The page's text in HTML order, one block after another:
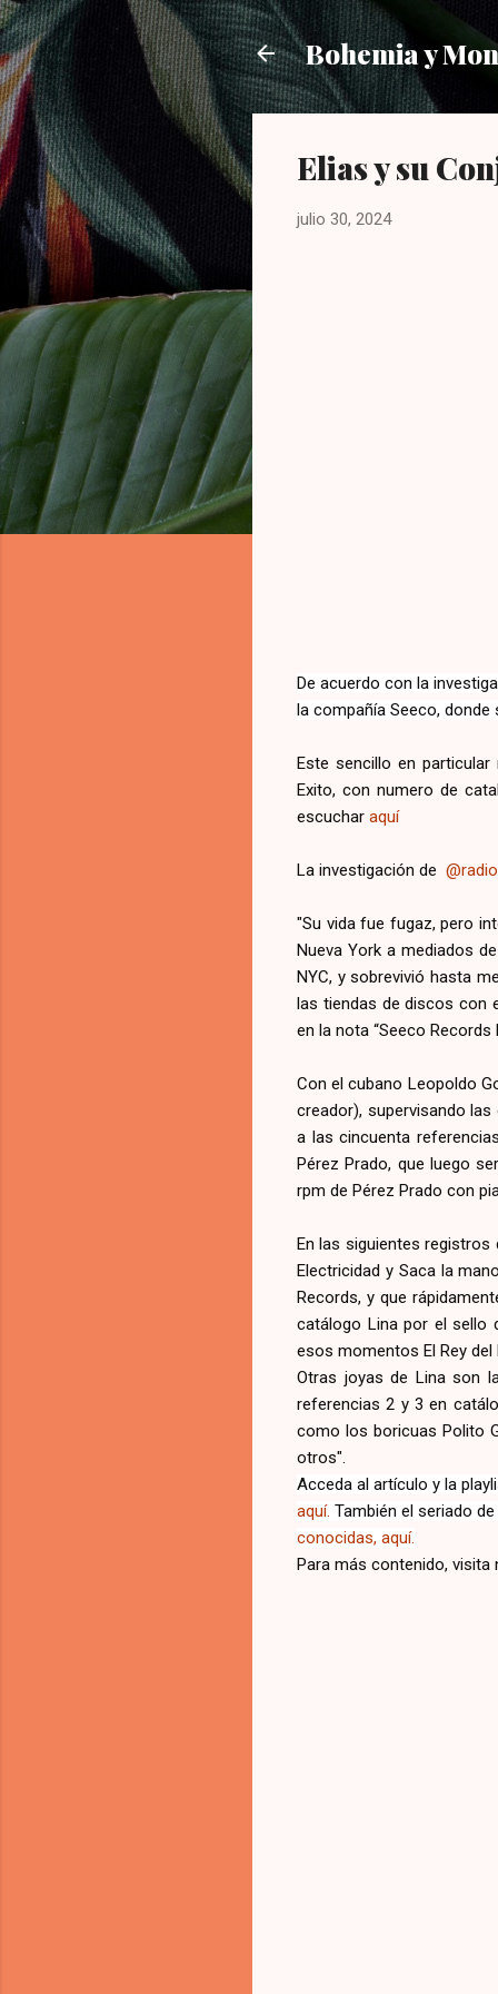
Bohemia y
Elias y su
julio 30, 2024
De acuerdo con la
la compañía Seeco,
Este sencillo en
Exito, con numero de
escuchar aquí
La investigación de
"Su vida fue fugaz, pero
Nueva York a mediados
NYC, y sobrevivió hasta
las tiendas de discos con
en la nota “Seeco
Con el cubano Leopoldo
creador), supervisando
a las cincuenta
Pérez Prado, que luego
rpm de Pérez Prado con
En las siguientes registros
Electricidad y Saca la
Records, y que
catálogo Lina por el sello
esos momentos El Rey
Otras joyas de Lina son
referencias 2 y 3 en
como los boricuas Polito
otros".
Acceda al artículo y la
aquí. También el seriado
conocidas, aquí.
Para más contenido,